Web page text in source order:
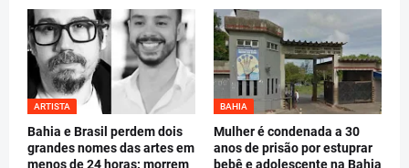
ARTISTA
Bahia e Brasil perdem dois
grandes nomes das artes em
menos de 24 horas: morrem
BAHIA
Mulher é condenada a 30
anos de prisão por estuprar
bebê e adolescente na Bahia